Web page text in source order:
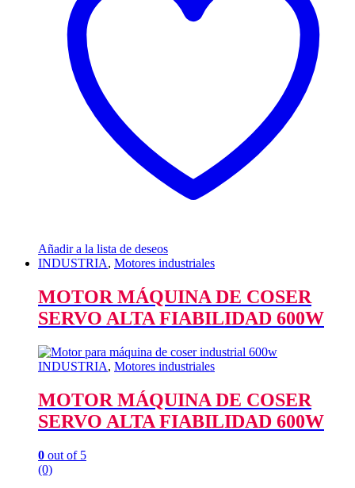
Añadir a la lista de deseos
INDUSTRIA, Motores industriales
MOTOR MÁQUINA DE COSER
SERVO ALTA FIABILIDAD 600W
INDUSTRIA, Motores industriales
MOTOR MÁQUINA DE COSER
SERVO ALTA FIABILIDAD 600W
0 out of 5
(0)